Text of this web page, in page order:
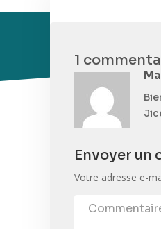
1
Envoyer un
Votre adresse e-